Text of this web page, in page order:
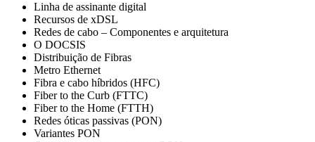
Linha de assinante digital
Recursos de xDSL
Redes de cabo – Componentes e arquitetura
O DOCSIS
Distribuição de Fibras
Metro Ethernet
Fibra e cabo híbridos (HFC)
Fiber to the Curb (FTTC)
Fiber to the Home (FTTH)
Redes óticas passivas (PON)
Variantes PON